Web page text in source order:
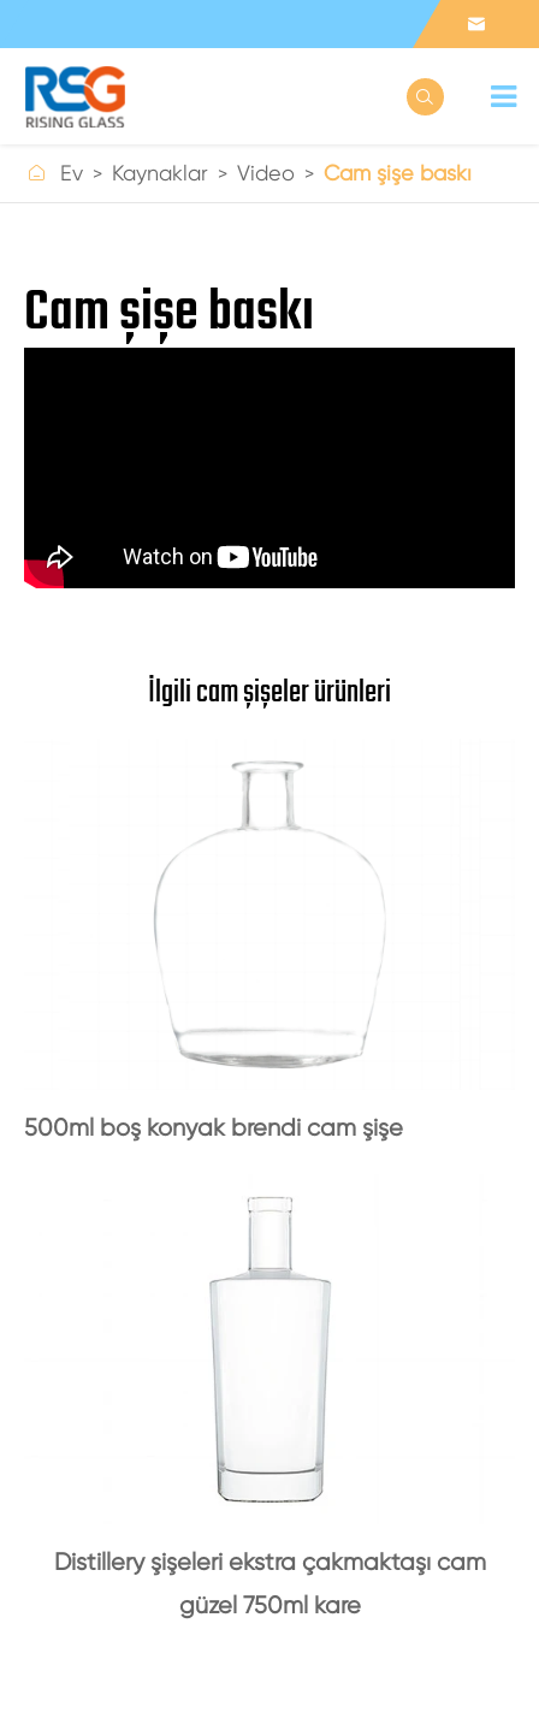


 Ev Kaynaklar Video Cam şişe baskı
Cam şişe baskı
İlgili cam şişeler ürünleri
500ml boş konyak brendi cam şişe
Distillery şişeleri ekstra çakmaktaşı cam
güzel 750ml kare